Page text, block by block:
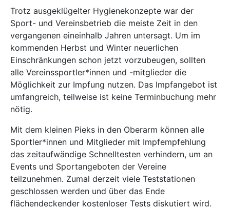
Trotz ausgeklügelter Hygienekonzepte war der
Sport- und Vereinsbetrieb die meiste Zeit in den
vergangenen eineinhalb Jahren untersagt. Um im
kommenden Herbst und Winter neuerlichen
Einschränkungen schon jetzt vorzubeugen, sollten
alle Vereinssportler*innen und -mitglieder die
Möglichkeit zur Impfung nutzen. Das Impfangebot ist
umfangreich, teilweise ist keine Terminbuchung mehr
nötig.
Mit dem kleinen Pieks in den Oberarm können alle
Sportler*innen und Mitglieder mit Impfempfehlung
das zeitaufwändige Schnelltesten verhindern, um an
Events und Sportangeboten der Vereine
teilzunehmen. Zumal derzeit viele Teststationen
geschlossen werden und über das Ende
flächendeckender kostenloser Tests diskutiert wird.